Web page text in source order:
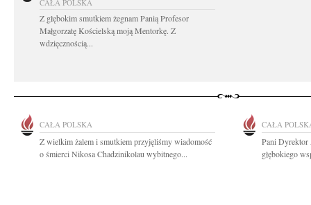
CAŁA POLSKA
Z głębokim smutkiem żegnam Panią Profesor
Małgorzatę Kościelską moją Mentorkę. Z
wdzięcznością...
CAŁA POLSKA
Z wielkim żalem i smutkiem przyjęliśmy wiadomość
o śmierci Nikosa Chadzinikolau wybitnego...
CAŁA
Pani Dyrektor
głębokiego